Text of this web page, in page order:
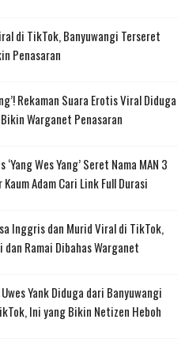
di TikTok, Banyuwangi Terseret
Penasaran
Rekaman Suara Erotis Viral Diduga
Warganet Penasaran
Wes Yang’ Seret Nama MAN 3
Adam Cari Link Full Durasi
Inggris dan Murid Viral di TikTok,
Ramai Dibahas Warganet
Yank Diduga dari Banyuwangi
Ini yang Bikin Netizen Heboh